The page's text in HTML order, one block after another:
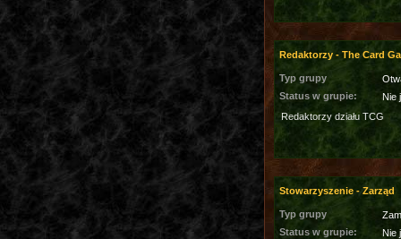
Redaktorzy - The Card
Typ grupy
Status w grupie:
Nie
Redaktorzy działu TCG
Stowarzyszenie - Zarząd
Typ grupy
Status w grupie:
Nie